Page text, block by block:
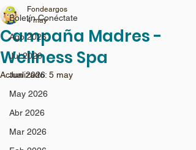
Boletín Conéctate
Ago 2026
Jul 2026
Jun 2026
May 2026
Abr 2026
Mar 2026
Campaña Madres -
Wellness Spa
Fondeargos
4 may
Actualizado: 5 may